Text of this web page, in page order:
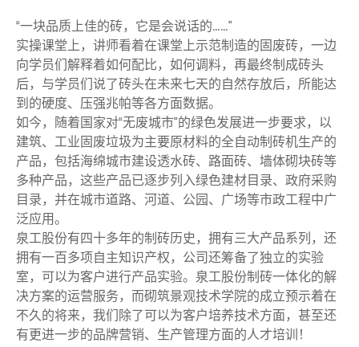
“一块品质上佳的砖，它是会说话的……”
实操课堂上，讲师看着在课堂上示范制造的固废砖，一边
向学员们解释着如何配比，如何调料，再最终制成砖头
后，与学员们说了砖头在未来七天的自然存放后，所能达
到的硬度、压强兆帕等各方面数据。
如今，随着国家对“无废城市”的绿色发展进一步要求，以
建筑、工业固废垃圾为主要原材料的全自动制砖机生产的
产品，包括海绵城市建设透水砖、路面砖、墙体砌块砖等
多种产品，这些产品已逐步列入绿色建材目录、政府采购
目录，并在城市道路、河道、公园、广场等市政工程中广
泛应用。
泉工股份有四十多年的制砖历史，拥有三大产品系列，还
拥有一百多项自主知识产权，公司还筹备了独立的实验
室，可以为客户进行产品实验。泉工股份制砖一体化的解
决方案的运营服务，而砌筑景观技术学院的成立预示着在
不久的将来，我们除了可以为客户培养技术方面，甚至还
有更进一步的品牌营销、生产管理方面的人才培训！